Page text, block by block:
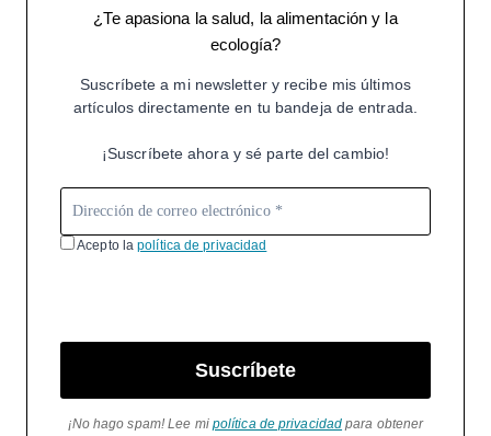
¿Te apasiona la salud, la alimentación y la
ecología?
Suscríbete a mi newsletter y recibe mis últimos
artículos directamente en tu bandeja de entrada.
¡Suscríbete ahora y sé parte del cambio!
Acepto lapolítica de privacidad
Suscríbete
¡No hago spam! Lee mi política de privacidad para obtener